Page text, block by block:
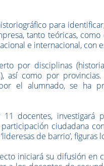
para
tanto teóricas,
e internacional, con
por disciplinas
así como por
el alumnado, se ha
docentes,
ciudadana
de barrio’,
iniciará su difusión en